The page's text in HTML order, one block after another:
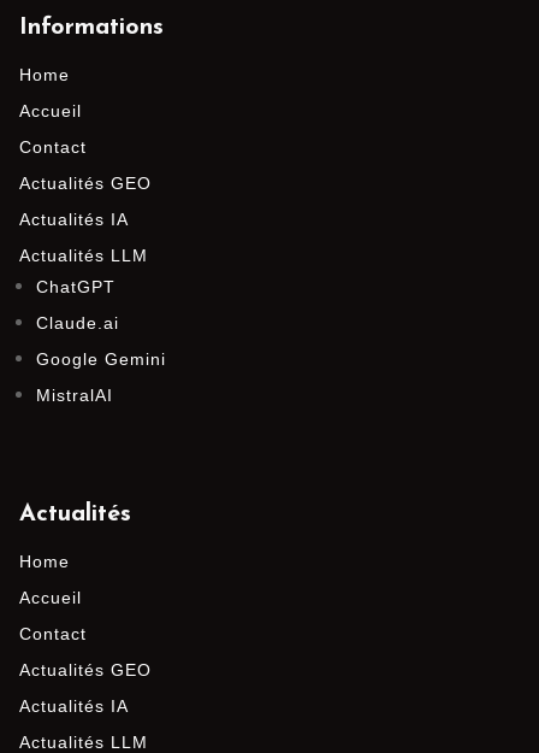
Informations
Home
Accueil
Contact
Actualités GEO
Actualités IA
Actualités LLM
ChatGPT
Claude.ai
Google Gemini
MistralAI
Actualités
Home
Accueil
Contact
Actualités GEO
Actualités IA
Actualités LLM